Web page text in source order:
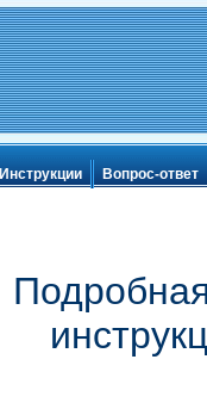
Инструкции Вопрос-ответ